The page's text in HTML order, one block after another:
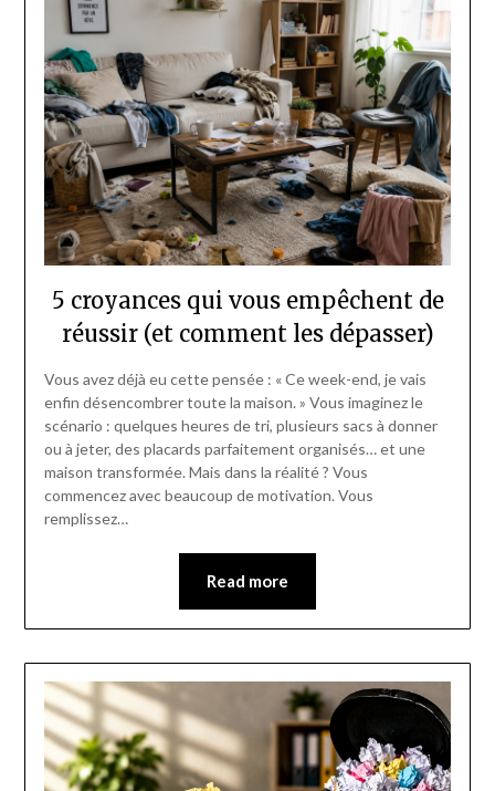
5 croyances qui vous empêchent de
réussir (et comment les dépasser)
Vous avez déjà eu cette pensée : « Ce week-end, je vais
enfin désencombrer toute la maison. » Vous imaginez le
scénario : quelques heures de tri, plusieurs sacs à donner
ou à jeter, des placards parfaitement organisés… et une
maison transformée. Mais dans la réalité ? Vous
commencez avec beaucoup de motivation. Vous
remplissez…
Read more